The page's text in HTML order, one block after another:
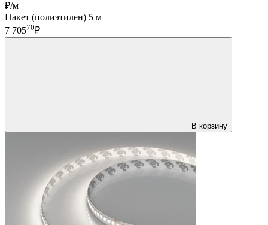
₽/м
Пакет (полиэтилен) 5 м
7 70570₽
В корзину